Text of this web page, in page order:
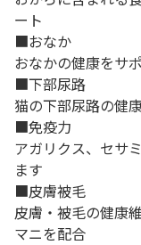
ート
■おなか
おなかの健康をサ
■下部尿路
猫の下部尿路の健
■免疫力
アガリクス、セサ
ます
■皮膚被毛
皮膚・被毛の健康
マニを配合